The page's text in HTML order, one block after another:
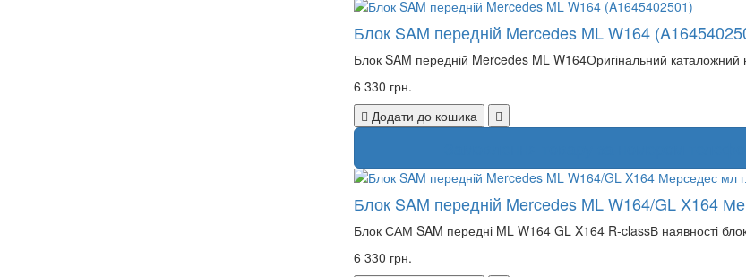
Блок SAM передній Mercedes ML W164
Блок SAM передній Mercedes ML W164Оригінальний
6 330 грн.
Додати до кошика
Блок SAM передній Mercedes ML W164/GL X164
Блок САМ SAM передні ML W164 GL X164 R-classВ наявності
6 330 грн.